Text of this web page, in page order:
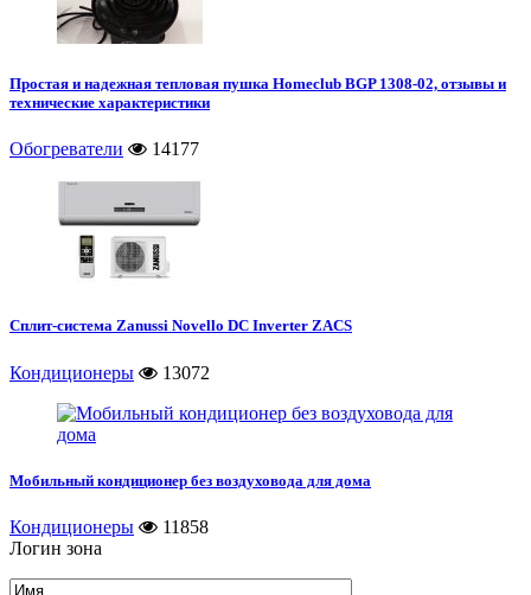
Простая и надежная тепловая пушка Homeclub BGP 1308-02, отзывы и
технические характеристики
Обогреватели 14177
Сплит-система Zanussi Novello DC Inverter ZACS
Кондиционеры 13072
Мобильный кондиционер без воздуховода для дома
Кондиционеры
11858
Логин зона